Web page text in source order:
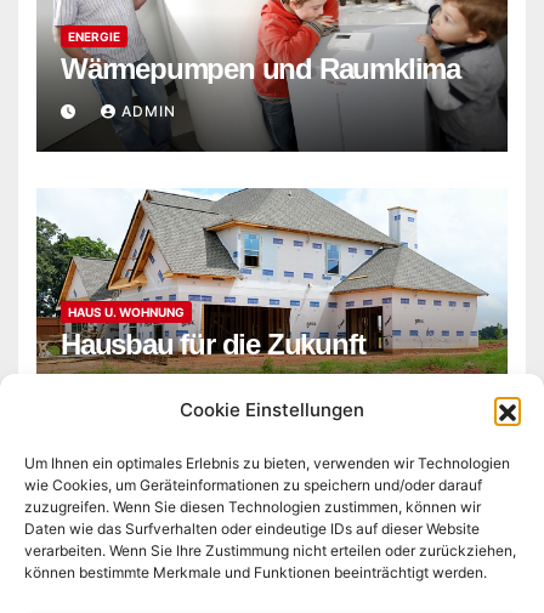
Cookie Einstellungen
Um Ihnen ein optimales Erlebnis zu bieten, verwenden wir Technologien
wie Cookies, um Geräteinformationen zu speichern und/oder darauf
zuzugreifen. Wenn Sie diesen Technologien zustimmen, können wir
Daten wie das Surfverhalten oder eindeutige IDs auf dieser Website
verarbeiten. Wenn Sie Ihre Zustimmung nicht erteilen oder zurückziehen,
können bestimmte Merkmale und Funktionen beeinträchtigt werden.
ENERGIE
Wärmepumpen und Raumklima
ADMIN
HAUS U. WOHNUNG
Hausbau für die Zukunft
derkleinebesserwisser.de